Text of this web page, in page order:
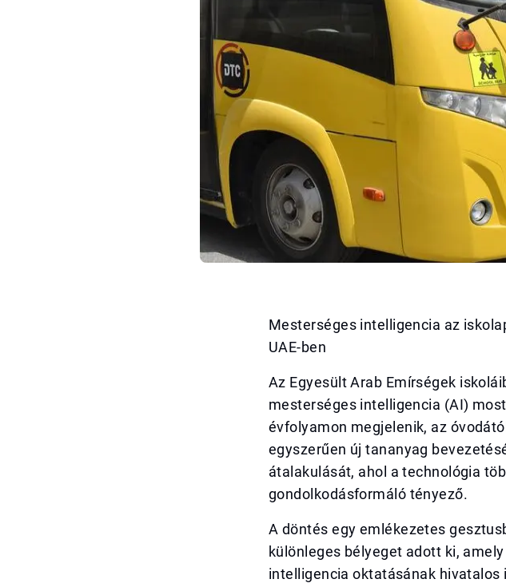
Mesterséges intelligencia az
UAE-ben
Az Egyesült Arab Emírségek
mesterséges intelligencia (AI)
évfolyamon megjelenik, az
egyszerűen új tananyag
átalakulását, ahol a technológia
gondolkodásformáló tényező.
A döntés egy emlékezetes
különleges bélyeget adott ki,
intelligencia oktatásának